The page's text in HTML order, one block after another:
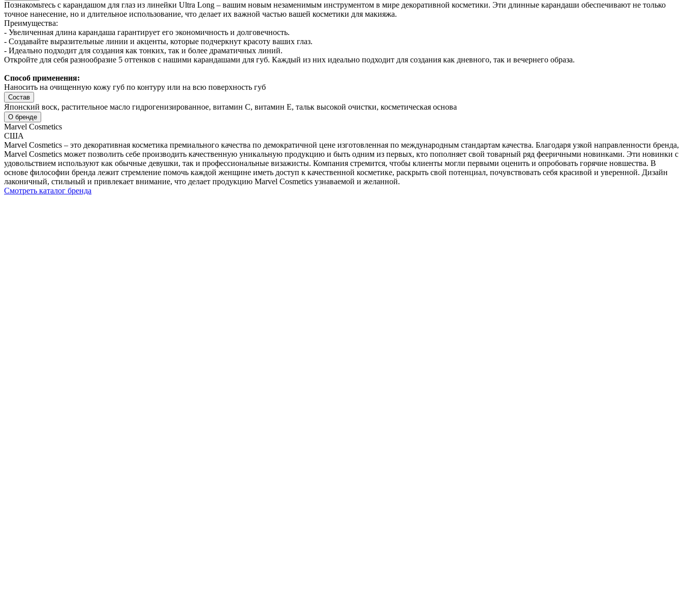
Познакомьтесь с карандашом для глаз из линейки Ultra Long – вашим новым незаменимым инструментом в мире декоративной косметики. Эти длинные карандаши обеспечивают не только
точное нанесение, но и длительное использование, что делает их важной частью вашей косметики для макияжа.
Преимущества:
- Увеличенная длина карандаша гарантирует его экономичность и долговечность.
- Создавайте выразительные линии и акценты, которые подчеркнут красоту ваших глаз.
- Идеально подходит для создания как тонких, так и более драматичных линий.
Откройте для себя разнообразие 5 оттенков с нашими карандашами для губ. Каждый из них идеально подходит для создания как дневного, так и вечернего образа.
Способ применения:
Наносить на очищенную кожу губ по контуру или на всю поверхность губ
Состав
Японский воск, растительное масло гидрогенизированное, витамин С, витамин Е, тальк высокой очистки, косметическая основа
О бренде
Marvel Cosmetics
США
Marvel Cosmetics – это декоративная косметика премиального качества по демократичной цене изготовленная по международным стандартам качества. Благодаря узкой направленности бренда,
Marvel Cosmetics может позволить себе производить качественную уникальную продукцию и быть одним из первых, кто пополняет свой товарный ряд фееричными новинками. Эти новинки с
удовольствием используют как обычные девушки, так и профессиональные визажисты. Компания стремится, чтобы клиенты могли первыми оценить и опробовать горячие новшества. В
основе философии бренда лежит стремление помочь каждой женщине иметь доступ к качественной косметике, раскрыть свой потенциал, почувствовать себя красивой и уверенной. Дизайн
лаконичный, стильный и привлекает внимание, что делает продукцию Marvel Cosmetics узнаваемой и желанной.
Смотреть каталог бренда